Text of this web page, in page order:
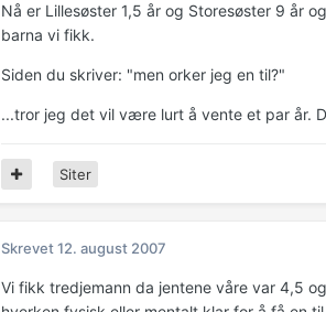
Nå er Lillesøster 1,5 år og Storesøster 9 år
barna vi fikk.
Siden du skriver: "men orker jeg en til?"
...tror jeg det vil være lurt å vente et par år.
Siter
Skrevet12. august 2007
Vi fikk tredjemann da jentene våre var 4,5